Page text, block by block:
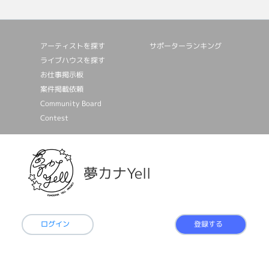
アーティストを探す
ライブハウスを探す
お仕事掲⽰板
案件掲載依頼
Community Board
Contest
サポーターランキング
夢カナYell
ログイン 登録する